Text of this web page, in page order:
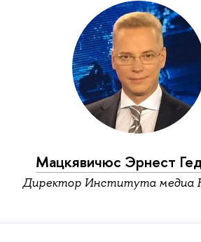
Мацкявичюс Эрнест
Директор Института